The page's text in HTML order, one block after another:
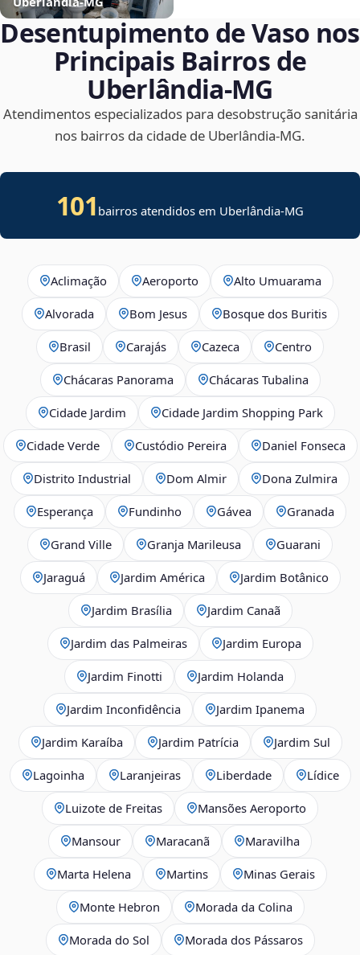
Desentupimento de Vaso nos
Principais Bairros de
Uberlândia‑MG
Atendimentos especializados para desobstrução sanitária
nos bairros da cidade de Uberlândia‑MG.
101 bairros atendidos em Uberlândia-MG
Aclimação Aeroporto Alto Umuarama
Alvorada Bom Jesus Bosque dos Buritis
Brasil Carajás Cazeca Centro
Chácaras Panorama Chácaras Tubalina
Cidade Jardim Cidade Jardim Shopping Park
Cidade Verde Custódio Pereira Daniel Fonseca
Distrito Industrial Dom Almir Dona Zulmira
Esperança Fundinho Gávea Granada
Grand Ville Granja Marileusa Guarani
Jaraguá Jardim América Jardim Botânico
Jardim Brasília Jardim Canaã
Jardim das Palmeiras Jardim Europa
Jardim Finotti Jardim Holanda
Jardim Inconfidência Jardim Ipanema
Jardim Karaíba Jardim Patrícia Jardim Sul
Lagoinha Laranjeiras Liberdade Lídice
Luizote de Freitas Mansões Aeroporto
Mansour Maracanã Maravilha
Marta Helena Martins Minas Gerais
Monte Hebron Morada da Colina
Morada do Sol Morada dos Pássaros